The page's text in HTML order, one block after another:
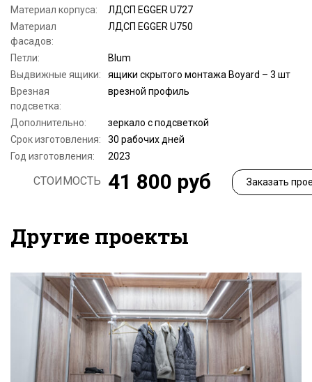
Материал корпуса:
ЛДСП EGGER U727
Материал
фасадов:
ЛДСП EGGER U750
Петли:
Blum
Выдвижные ящики:
ящики скрытого монтажа Boyard – 3 шт
Врезная
подсветка:
врезной профиль
Дополнительно:
зеркало с подсветкой
Срок изготовления:
30 рабочих дней
Год изготовления:
2023
СТОИМОСТЬ 41 800 руб Заказать
Другие проекты